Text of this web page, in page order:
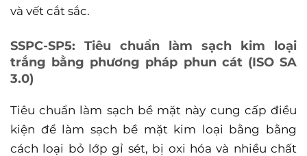
và vết cắt sắc.
SSPC-SP5: Tiêu chuẩn làm sạch kim loại
trắng bằng phương pháp phun cát (ISO SA
3.0)
Tiêu chuẩn làm sạch bề mặt này cung cấp điều
kiện để làm sạch bề mặt kim loại bằng bằng
cách loại bỏ lớp gỉ sét, bị oxi hóa và nhiều chất